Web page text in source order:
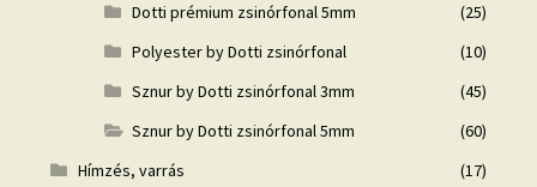
Dotti prémium zsinórfonal 5mm
(25)
Polyester by Dotti zsinórfonal
(10)
Sznur by Dotti zsinórfonal 3mm
(45)
Sznur by Dotti zsinórfonal 5mm
(60)
Hímzés, varrás
(17)